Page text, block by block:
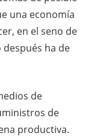
una economía
en el seno de
ha de
de
de
productiva.